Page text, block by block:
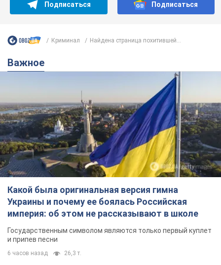
Подписаться Подписаться
Криминал Найдена страница похитившей...
Важное
Какой была оригинальная версия гимна
Украины и почему ее боялась Российская
империя: об этом не рассказывают в школе
Государственным символом являются только первый куплет
и припев песни
6 часов назад 26,3 т.